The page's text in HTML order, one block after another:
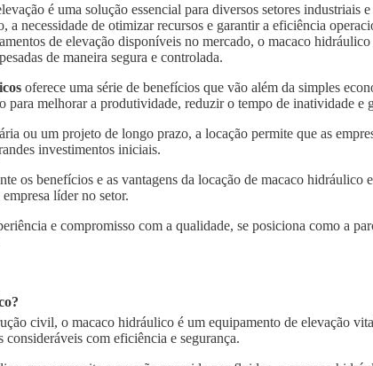
é uma solução essencial para diversos setores industriais
a necessidade de otimizar recursos e garantir a eficiência
de elevação disponíveis no mercado, o macaco
de maneira segura e controlada.
oferece uma série de benefícios que vão além da simples
para melhorar a produtividade, reduzir o tempo de inatividade e
ou um projeto de longo prazo, a locação permite que as
investimentos iniciais.
os benefícios e as vantagens da locação de macaco
líder no setor.
e compromisso com a qualidade, se posiciona como a
civil, o macaco hidráulico é um equipamento de elevação
consideráveis com eficiência e segurança.